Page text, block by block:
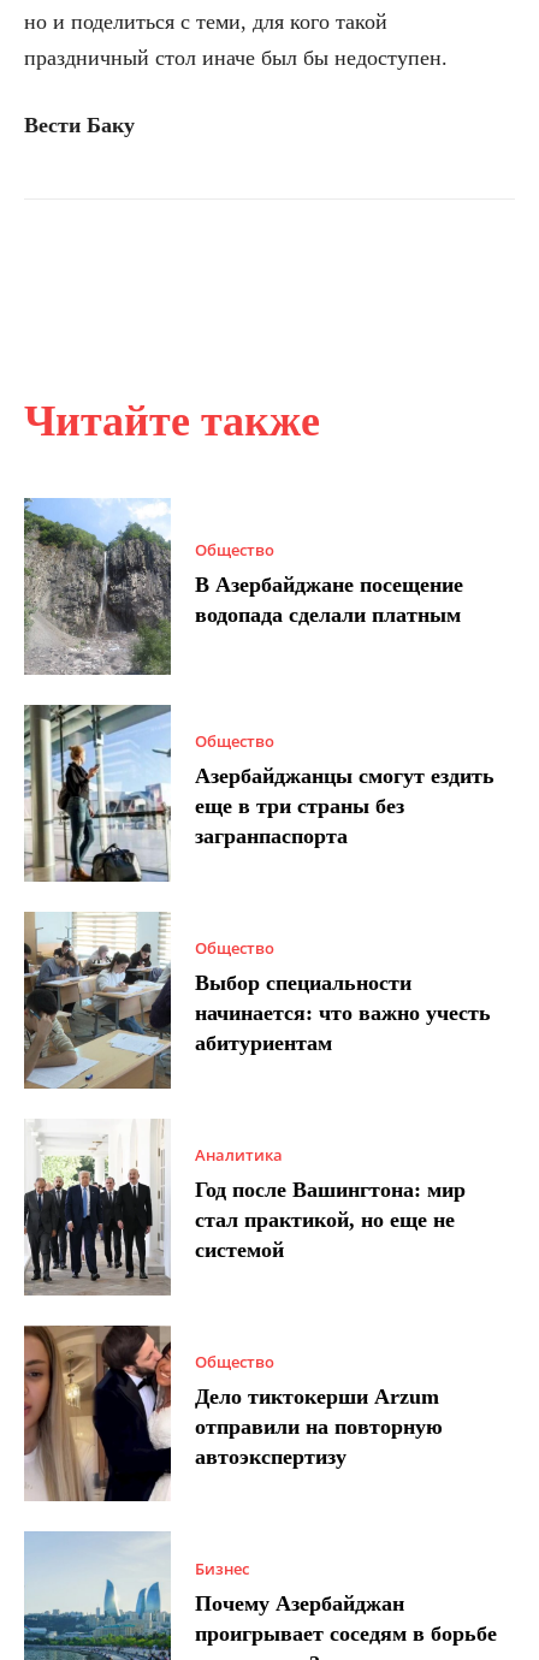
Читайте также
Общество
В Азербайджане посещение
водопада сделали платным
Общество
Азербайджанцы смогут ездить
еще в три страны без
загранпаспорта
Общество
Выбор специальности
начинается: что важно учесть
абитуриентам
Аналитика
Год после Вашингтона: мир
стал практикой, но еще не
системой
Общество
Дело тиктокерши Arzum
отправили на повторную
автоэкспертизу
Бизнес
Почему Азербайджан
проигрывает соседям в борьбе
но и поделиться с теми, для кого такой
праздничный стол иначе был бы недоступен.
Вести Баку